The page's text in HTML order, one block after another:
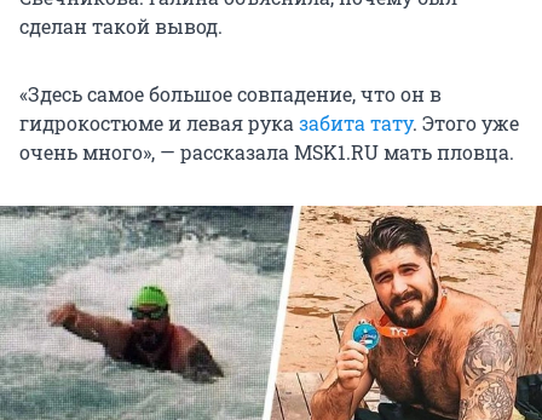
сделан такой вывод.
«Здесь самое большое совпадение, что он в
гидрокостюме и левая рука забита тату. Этого уже
очень много», — рассказала MSK1.RU мать пловца.